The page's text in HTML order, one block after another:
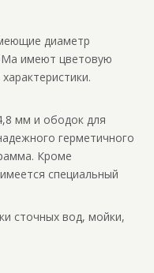
диаметр
имеют цветовую
мм и ободок для
герметичного
Кроме
специальный
сточных вод, мойки,